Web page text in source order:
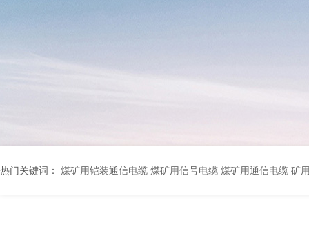
热门关键词： 煤矿用铠装通信电缆 煤矿用信号电缆 煤矿用通信电缆 矿用阻燃通信电缆 矿用监控电缆 矿用通信电缆 橡套软电缆YZ-3*1.5+1 YCW橡胶电缆3*10+1*6 船用橡套软电缆CEFR-3*2.5 煤矿用移动橡套软电缆MY3*4+1*4